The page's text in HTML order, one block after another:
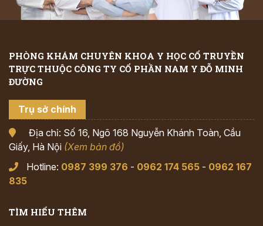
PHÒNG KHÁM CHUYÊN KHOA Y HỌC CỔ TRUYỀN
TRỰC THUỘC CÔNG TY CỔ PHẦN NAM Y ĐỖ MINH
ĐƯỜNG
Trụ sở chính
Địa chỉ: Số 16, Ngõ 168 Nguyễn Khánh Toàn, Cầu
Giấy, Hà Nội (Xem bản đồ)
Hotline: 0987 399 376 - 0962 174 565 - 0962 167
835
TÌM HIỂU THÊM